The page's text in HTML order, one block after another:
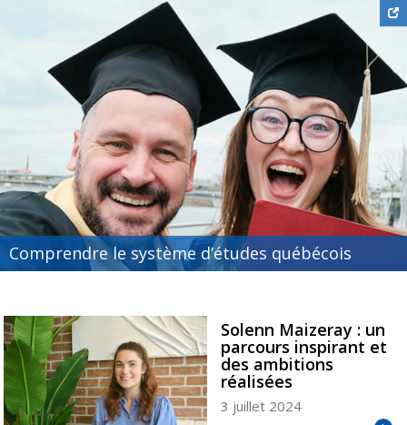
Comprendre le système d’études québécois
Solenn Maizeray : un
parcours inspirant et
des ambitions
réalisées
3 juillet 2024